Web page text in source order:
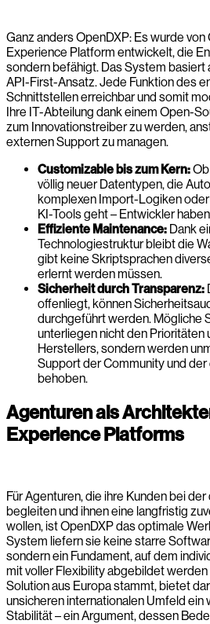
Ganz anders OpenDXP: Es wurde von
Experience Platform entwickelt, die
sondern befähigt. Das System
API-First-Ansatz. Jede Funktion des
Schnittstellen erreichbar und somit
Ihre IT-Abteilung dank einem Open-
zum Innovationstreiber zu werden,
externen Support zu managen.
Customizable bis zum Kern:
völlig neuer Datentypen, die
komplexen Import-Logiken
KI-Tools geht – Entwickler
Effiziente Maintenance: Dank
Technologiestruktur bleibt die
gibt keine Skriptsprachen
erlernt werden müssen.
Sicherheit durch Transparenz:
offenliegt, können
durchgeführt werden. Mögliche
unterliegen nicht den Prioritäten
Herstellers, sondern werden
Support der Community und
behoben.
Agenturen als
Experience Platforms
Für Agenturen, die ihre Kunden bei
begleiten und ihnen eine langfristig
wollen, ist OpenDXP das optimale
System liefern sie keine starre
sondern ein Fundament, auf dem
mit voller Flexibility abgebildet
Solution aus Europa stammt, bietet
unsicheren internationalen Umfeld ein
Stabilität – ein Argument, dessen